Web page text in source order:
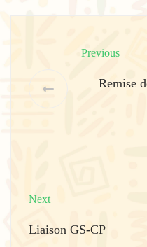
Previous
Remise
Next
Liaison GS-CP